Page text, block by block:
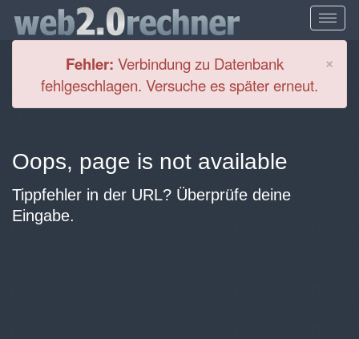
×
Fehler: Verbindung zu Datenbank
fehlgeschlagen. Versuche es später erneut.
Oops, page is not available
Tippfehler in der URL? Überprüfe deine
Eingabe.